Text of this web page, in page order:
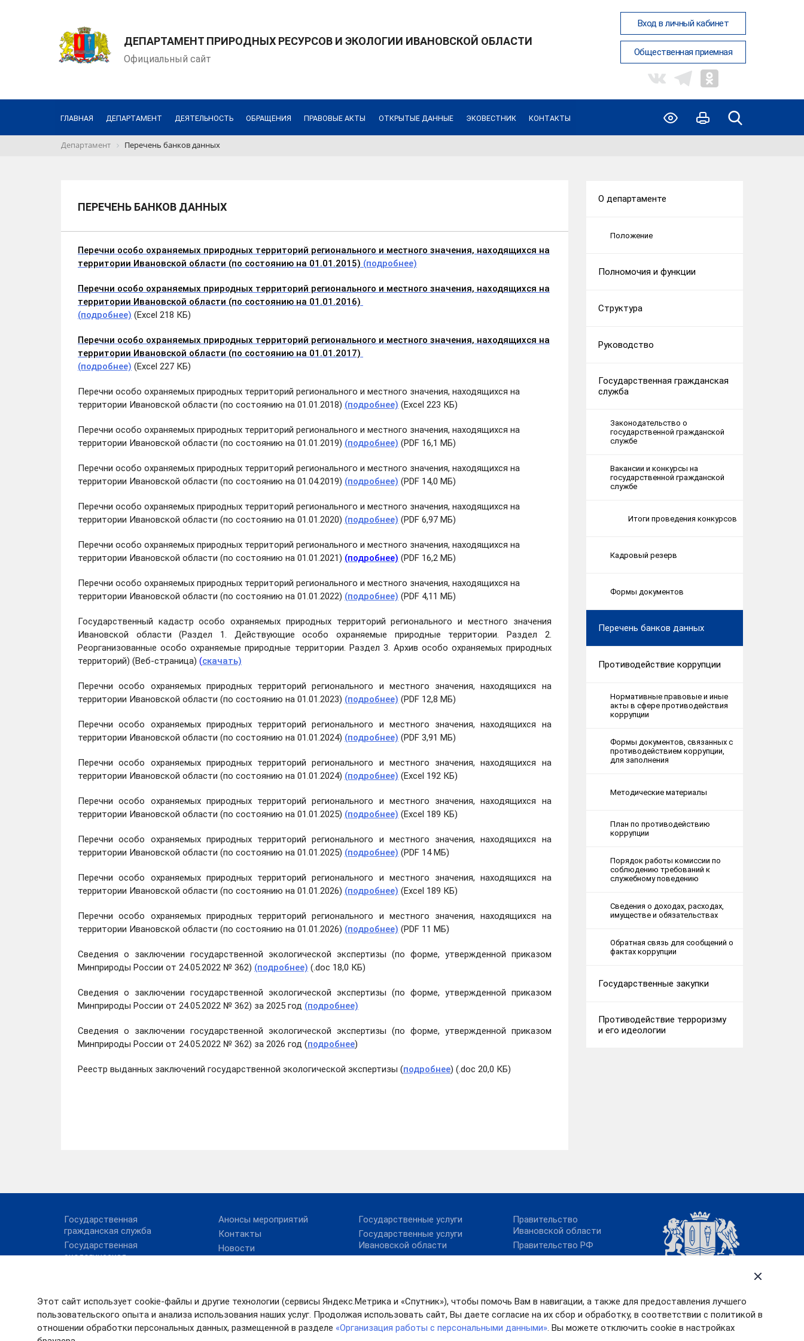
ДЕПАРТАМЕНТ ПРИРОДНЫХ РЕСУРСОВ И ЭКОЛОГИИ ИВАНОВСКОЙ ОБЛАСТИ
Официальный сайт
Вход в личный кабинет
Общественная приемная
ГЛАВНАЯ ДЕПАРТАМЕНТ ДЕЯТЕЛЬНОСТЬ ОБРАЩЕНИЯ ПРАВОВЫЕ АКТЫ ОТКРЫТЫЕ ДАННЫЕ ЭКОВЕСТНИК КОНТАКТЫ
Этот сайт использует cookie-файлы и другие технологии (сервисы Яндекс.Метрика и «Спутник»), чтобы помочь Вам в навигации, а также для предоставления лучшего
пользовательского опыта и анализа использования наших услуг. Продолжая использовать сайт, Вы даете согласие на их сбор и обработку, в соответствии с политикой в
отношении обработки персональных данных, размещенной в разделе «Организация работы с персональными данными». Вы можете отключить cookie в настройках
Департамент Перечень банков данных
ПЕРЕЧЕНЬ БАНКОВ ДАННЫХ
Перечни особо охраняемых природных территорий регионального и местного значения, находящихся на
территории Ивановской области (по состоянию на 01.01.2015) (подробнее)
Перечни особо охраняемых природных территорий регионального и местного значения, находящихся на
территории Ивановской области (по состоянию на 01.01.2016)
(подробнее) (Excel 218 КБ)
Перечни особо охраняемых природных территорий регионального и местного значения, находящихся на
территории Ивановской области (по состоянию на 01.01.2017)
(подробнее) (Excel 227 КБ)
Перечни особо охраняемых природных территорий регионального и местного значения, находящихся на
территории Ивановской области (по состоянию на 01.01.2018) (подробнее) (Excel 223 КБ)
Перечни особо охраняемых природных территорий регионального и местного значения, находящихся на
территории Ивановской области (по состоянию на 01.01.2019) (подробнее) (PDF 16,1 МБ)
Перечни особо охраняемых природных территорий регионального и местного значения, находящихся на
территории Ивановской области (по состоянию на 01.04.2019) (подробнее) (PDF 14,0 МБ)
Перечни особо охраняемых природных территорий регионального и местного значения, находящихся на
территории Ивановской области (по состоянию на 01.01.2020) (подробнее) (PDF 6,97 МБ)
Перечни особо охраняемых природных территорий регионального и местного значения, находящихся на
территории Ивановской области (по состоянию на 01.01.2021) (подробнее) (PDF 16,2 МБ)
Перечни особо охраняемых природных территорий регионального и местного значения, находящихся на
территории Ивановской области (по состоянию на 01.01.2022) (подробнее) (PDF 4,11 МБ)
Государственный кадастр особо охраняемых природных территорий регионального и местного значения
Ивановской области (Раздел 1. Действующие особо охраняемые природные территории. Раздел 2.
Реорганизованные особо охраняемые природные территории. Раздел 3. Архив особо охраняемых природных
территорий) (Веб-страница) (скачать)
Перечни особо охраняемых природных территорий регионального и местного значения, находящихся на
территории Ивановской области (по состоянию на 01.01.2023) (подробнее) (PDF 12,8 МБ)
Перечни особо охраняемых природных территорий регионального и местного значения, находящихся на
территории Ивановской области (по состоянию на 01.01.2024) (подробнее) (PDF 3,91 МБ)
Перечни особо охраняемых природных территорий регионального и местного значения, находящихся на
территории Ивановской области (по состоянию на 01.01.2024) (подробнее) (Excel 192 КБ)
Перечни особо охраняемых природных территорий регионального и местного значения, находящихся на
территории Ивановской области (по состоянию на 01.01.2025) (подробнее) (Excel 189 КБ)
Перечни особо охраняемых природных территорий регионального и местного значения, находящихся на
территории Ивановской области (по состоянию на 01.01.2025) (подробнее) (PDF 14 МБ)
Перечни особо охраняемых природных территорий регионального и местного значения, находящихся на
территории Ивановской области (по состоянию на 01.01.2026) (подробнее) (Excel 189 КБ)
Перечни особо охраняемых природных территорий регионального и местного значения, находящихся на
территории Ивановской области (по состоянию на 01.01.2026) (подробнее) (PDF 11 МБ)
Сведения о заключении государственной экологической экспертизы (по форме, утвержденной приказом
Минприроды России от 24.05.2022 № 362) (подробнее) (.doc 18,0 КБ)
Сведения о заключении государственной экологической экспертизы (по форме, утвержденной приказом
Минприроды России от 24.05.2022 № 362) за 2025 год (подробнее)
Сведения о заключении государственной экологической экспертизы (по форме, утвержденной приказом
Минприроды России от 24.05.2022 № 362) за 2026 год (подробнее)
Реестр выданных заключений государственной экологической экспертизы (подробнее) (.doc 20,0 КБ)
О департаменте
Положение
Полномочия и функции
Структура
Руководство
Государственная гражданская
служба
Законодательство о
государственной гражданской
службе
Вакансии и конкурсы на
государственной гражданской
службе
Итоги проведения конкурсов
Кадровый резерв
Формы документов
Перечень банков данных
Противодействие коррупции
Нормативные правовые и иные
акты в сфере противодействия
коррупции
Формы документов, связанных с
противодействием коррупции,
для заполнения
Методические материалы
План по противодействию
коррупции
Порядок работы комиссии по
соблюдению требований к
служебному поведению
Сведения о доходах, расходах,
имуществе и обязательствах
Обратная связь для сообщений о
фактах коррупции
Государственные закупки
Противодействие терроризму
и его идеологии
Государственная
гражданская служба
Государственная
экологическая
Платежные реквизиты
(госпошлина, сбор,
денежные взыскания)
Анонсы мероприятий
Контакты
Новости
Государственные услуги
Государственные услуги
Ивановской области
Правительство
Ивановской области
Правительство РФ